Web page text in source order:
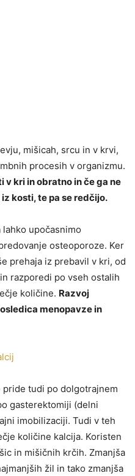
mišicah, srcu in v krvi,
procesih v organizmu.
v kri in obratno in če ga ne
kosti, te pa se redčijo.
upočasnimo
osteoporoze. Ker
prehaja iz prebavil v kri, od
razporedi po vseh ostalih
količine. Razvoj
menopavze in
tudi po dolgotrajnem
gasterektomiji (delni
imobilizaciji. Tudi v teh
količine kalcija. Koristen
in mišičnih krčih. Zmanjša
žil in tako zmanjša